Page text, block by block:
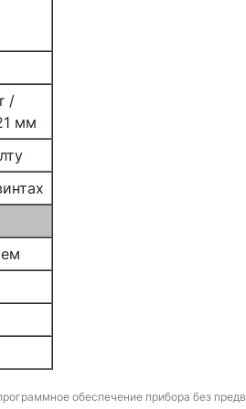
/
мм
обеспечение прибора без